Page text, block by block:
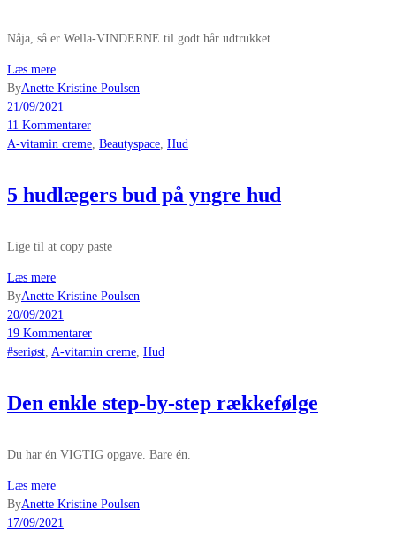
Nåja, så er Wella-VINDERNE til godt hår udtrukket
Læs mere
ByAnette Kristine Poulsen
21/09/2021
11 Kommentarer
A-vitamin creme, Beautyspace, Hud
5 hudlægers bud på yngre hud
Lige til at copy paste
Læs mere
ByAnette Kristine Poulsen
20/09/2021
19 Kommentarer
#seriøst, A-vitamin creme, Hud
Den enkle step-by-step rækkefølge
Du har én VIGTIG opgave. Bare én.
Læs mere
ByAnette Kristine Poulsen
17/09/2021